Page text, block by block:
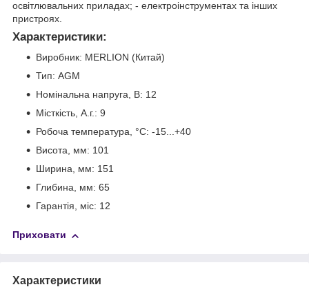
освітлювальних приладах; - електроінструментах та інших
пристроях.
Характеристики:
Виробник: MERLION (Китай)
Тип: AGM
Номінальна напруга, В: 12
Місткість, А.г.: 9
Робоча температура, °C: -15...+40
Висота, мм: 101
Ширина, мм: 151
Глибина, мм: 65
Гарантія, міс: 12
Приховати
Характеристики